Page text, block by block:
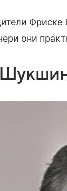
Фриске
они